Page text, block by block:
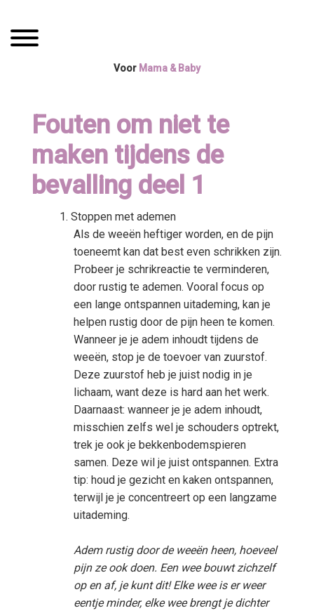
naar
de
naar
de
Toggle navigation
Yogaboetiek
Voor Mama & Baby
Fouten om niet te
maken tijdens de
bevalling deel 1
Stoppen met ademen
Als de weeën heftiger worden, en de pijn
toeneemt kan dat best even schrikken zijn.
Probeer je schrikreactie te verminderen,
door rustig te ademen. Vooral focus op
een lange ontspannen uitademing, kan je
helpen rustig door de pijn heen te komen.
Wanneer je je adem inhoudt tijdens de
weeën, stop je de toevoer van zuurstof.
Deze zuurstof heb je juist nodig in je
lichaam, want deze is hard aan het werk.
Daarnaast: wanneer je je adem inhoudt,
misschien zelfs wel je schouders optrekt,
trek je ook je bekkenbodemspieren
samen. Deze wil je juist ontspannen. Extra
tip: houd je gezicht en kaken ontspannen,
terwijl je je concentreert op een langzame
uitademing.
Adem rustig door de weeën heen, hoeveel
pijn ze ook doen. Een wee bouwt zichzelf
op en af, je kunt dit! Elke wee is er weer
eentje minder, elke wee brengt je dichter